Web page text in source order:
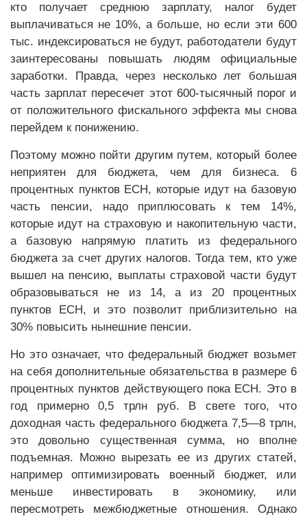
кто получает среднюю зарплату, налог будет
выплачиваться не 10%, а больше, но если эти 600
тыс. индексироваться не будут, работодатели будут
заинтересованы повышать людям официальные
заработки. Правда, через несколько лет большая
часть зарплат пересечет этот 600-тысячный порог и
от положительного фискального эффекта мы снова
перейдем к понижению.
Поэтому можно пойти другим путем, который более
неприятен для бюджета, чем для бизнеса. 6
процентных пунктов ЕСН, которые идут на базовую
часть пенсии, надо приплюсовать к тем 14%,
которые идут на страховую и накопительную части,
а базовую напрямую платить из федерального
бюджета за счет других налогов. Тогда тем, кто уже
вышел на пенсию, выплаты страховой части будут
образовываться не из 14, а из 20 процентных
пунктов ЕСН, и это позволит приблизительно на
30% повысить нынешние пенсии.
Но это означает, что федеральный бюджет возьмет
на себя дополнительные обязательства в размере 6
процентных пунктов действующего пока ЕСН. Это в
год примерно 0,5 трлн руб. В свете того, что
доходная часть федерального бюджета 7,5—8 трлн,
это довольно существенная сумма, но вполне
подъемная. Можно вырезать ее из других статей,
например оптимизировать военный бюджет, или
меньше инвестировать в экономику, или
пересмотреть межбюджетные отношения. Однако